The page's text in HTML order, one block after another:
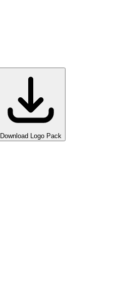
Download Logo Pack